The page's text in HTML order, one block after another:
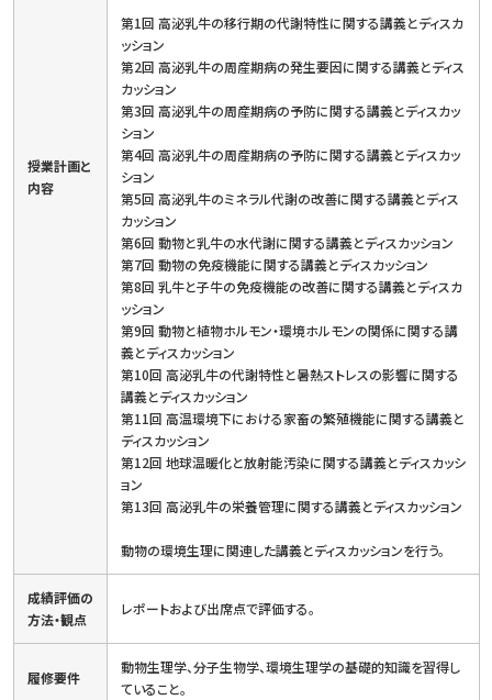
授業計画と
内容
第1回 高泌乳牛の移行期の代謝特性に関する講義とディスカ
ッション
第2回 高泌乳牛の周産期病の発生要因に関する講義とディス
カッション
第3回 高泌乳牛の周産期病の予防に関する講義とディスカッ
ション
第4回 高泌乳牛の周産期病の予防に関する講義とディスカッ
ション
第5回 高泌乳牛のミネラル代謝の改善に関する講義とディス
カッション
第6回 動物と乳牛の水代謝に関する講義とディスカッション
第7回 動物の免疫機能に関する講義とディスカッション
第8回 乳牛と子牛の免疫機能の改善に関する講義とディスカ
ッション
第9回 動物と植物ホルモン・環境ホルモンの関係に関する講
義とディスカッション
第10回 高泌乳牛の代謝特性と暑熱ストレスの影響に関する
講義とディスカッション
第11回 高温環境下における家畜の繁殖機能に関する講義と
ディスカッション
第12回 地球温暖化と放射能汚染に関する講義とディスカッシ
ョン
第13回 高泌乳牛の栄養管理に関する講義とディスカッション
動物の環境生理に関連した講義とディスカッションを行う。
成績評価の
方法・観点
レポートおよび出席点で評価する。
履修要件
動物生理学、分子生物学、環境生理学の基礎的知識を習得し
ていること。